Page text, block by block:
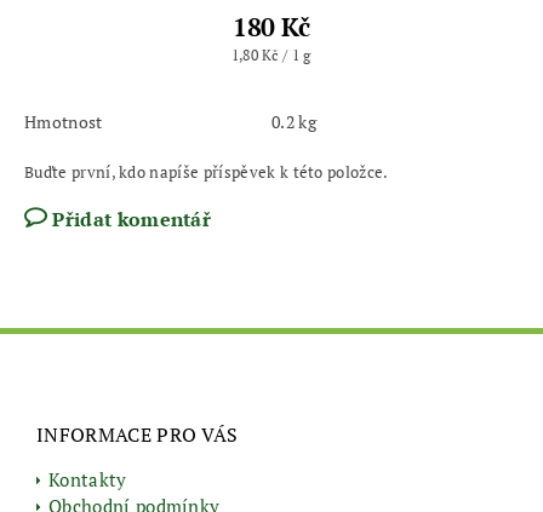
180 Kč
1,80 Kč / 1 g
Hmotnost 0.2 kg
Buďte první, kdo napíše příspěvek k této položce.
Přidat komentář
INFORMACE PRO VÁS
Kontakty
Obchodní podmínky